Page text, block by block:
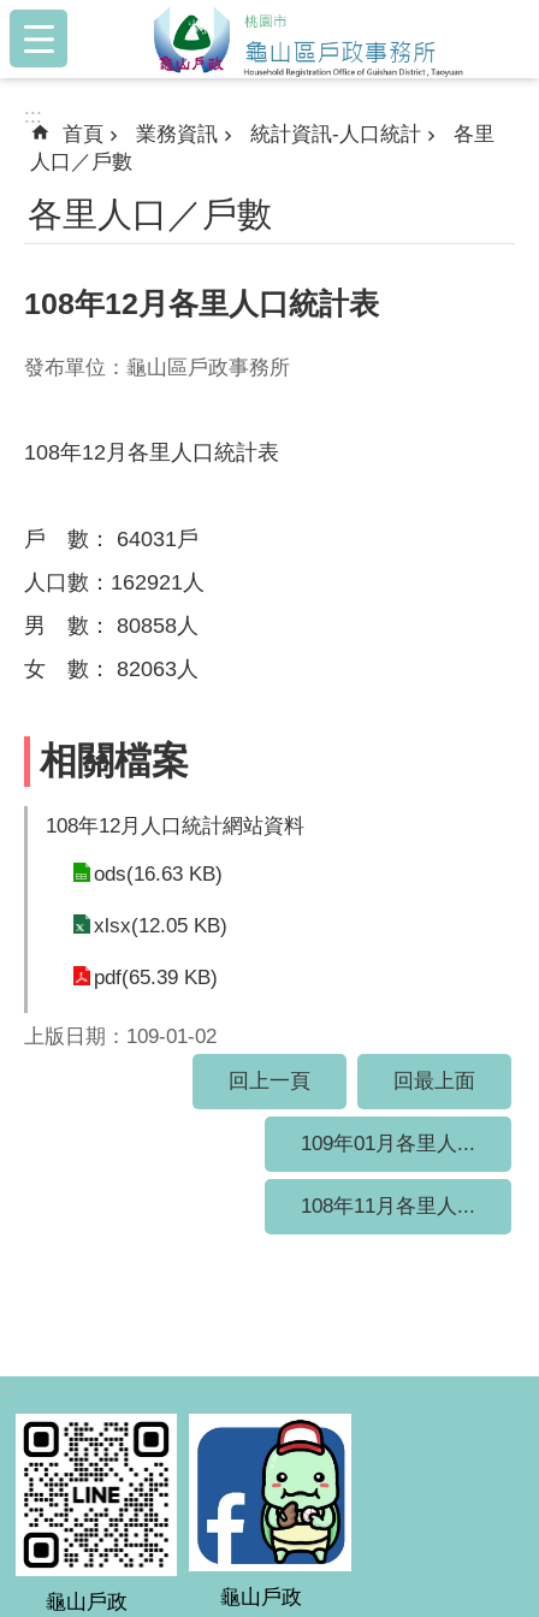
跳到主要內容區塊
:::
:::
首頁 業務資訊 統計資訊-人口統計
各里
人口／戶數
各里人口／戶數
108年12月各里人口統計表
發布單位：龜山區戶政事務所
108年12月各里人口統計表
戶 數： 64031戶
人口數：162921人
男 數： 80858人
女 數： 82063人
相關檔案
108年12月人口統計網站資料
ods(16.63 KB)
xlsx(12.05 KB)
pdf(65.39 KB)
上版日期：109-01-02
回上一頁
回最上面
109年01月各里人...
108年11月各里人...
:::
龜山戶政 龜山戶政